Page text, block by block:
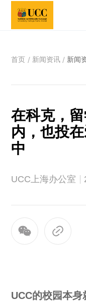
首页 / 新闻资讯 / 新闻
在科克，
内，也投
中
UCC上海办公室
UCC的校园本身